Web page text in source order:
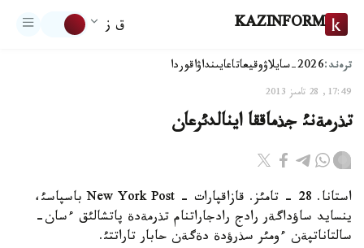
KAZINFORM ق ز
ترەند:2026-سايلاۋ وقيعاتاعايىنداۋاقوردا
17:49, 28 تامىز 2013
تذرمةنئ جذماققا اينالدئرعان
استانا. 28 - تامئز. قازاقپارات - New York Post باسپاسئ،
ينسايد ساؤداگةر رادج رادجاراتنام تذرمةدة پاتشالئق ءسان-
سالتاناتپةن ءومئر سذرؤدة دةگةن حابار تاراتتئ.